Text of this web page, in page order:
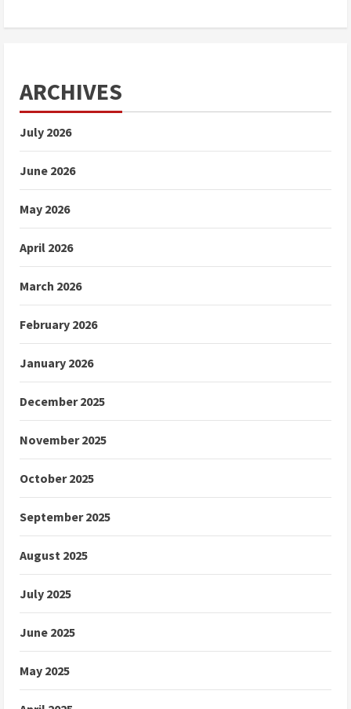
ARCHIVES
July 2026
June 2026
May 2026
April 2026
March 2026
February 2026
January 2026
December 2025
November 2025
October 2025
September 2025
August 2025
July 2025
June 2025
May 2025